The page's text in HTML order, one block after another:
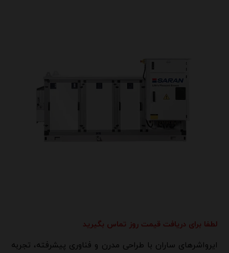
لطفا برای دریافت قیمت روز تماس بگیرید
ایرواشرهای ساران با طراحی مدرن و فناوری پیشرفته، تجربه